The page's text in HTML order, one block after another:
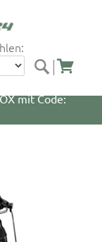
Zubehör mit
mit Code: